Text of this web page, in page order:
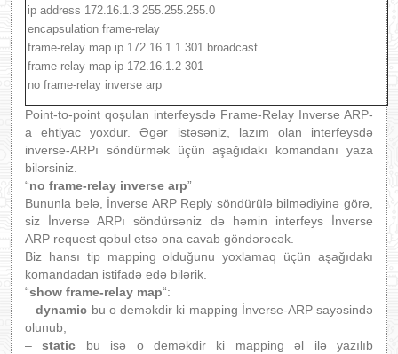
ip address 172.16.1.3 255.255.255.0
encapsulation frame-relay
frame-relay map ip 172.16.1.1 301 broadcast
frame-relay map ip 172.16.1.2 301
no frame-relay inverse arp
Point-to-point qoşulan interfeysdə Frame-Relay Inverse ARP-
a ehtiyac yoxdur. Əgər istəsəniz, lazım olan interfeysdə
inverse-ARPı söndürmək üçün aşağıdakı komandanı yaza
bilərsiniz.
“no frame-relay inverse arp”
Bununla belə, İnverse ARP Reply söndürülə bilmədiyinə görə,
siz İnverse ARPı söndürsəniz də həmin interfeys İnverse
ARP request qəbul etsə ona cavab göndərəcək.
Biz hansı tip mapping olduğunu yoxlamaq üçün aşağıdakı
komandadan istifadə edə bilərik.
“show frame-relay map“:
–dynamic bu o deməkdir ki mapping İnverse-ARP sayəsində
olunub;
–static bu isə o deməkdir ki mapping əl ilə yazılıb